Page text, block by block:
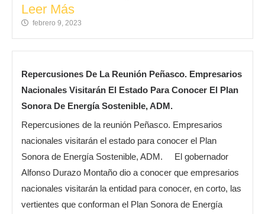
Leer Más
febrero 9, 2023
Repercusiones De La Reunión Peñasco. Empresarios
Nacionales Visitarán El Estado Para Conocer El Plan
Sonora De Energía Sostenible, ADM.
Repercusiones de la reunión Peñasco. Empresarios
nacionales visitarán el estado para conocer el Plan
Sonora de Energía Sostenible, ADM. El gobernador
Alfonso Durazo Montaño dio a conocer que empresarios
nacionales visitarán la entidad para conocer, en corto, las
vertientes que conforman el Plan Sonora de Energía